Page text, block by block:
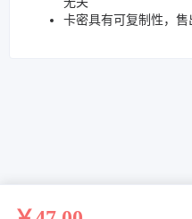
卡密具有可复制性，售